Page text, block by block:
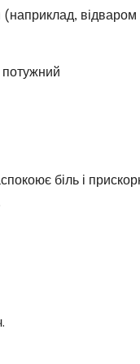
(наприклад, відваром
біль і